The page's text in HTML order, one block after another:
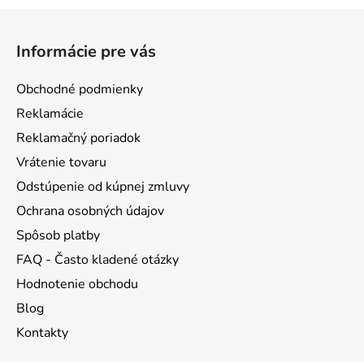
Informácie pre vás
Obchodné podmienky
Reklamácie
Reklamačný poriadok
Vrátenie tovaru
Odstúpenie od kúpnej zmluvy
Ochrana osobných údajov
Spôsob platby
FAQ - Často kladené otázky
Hodnotenie obchodu
Blog
Kontakty